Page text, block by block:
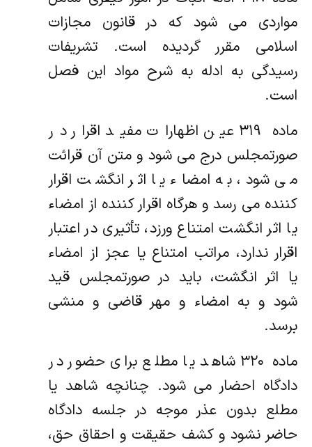
مواردی می شود که در قانون مجازات
اسلامی مقرر گردیده است. تشریفات
رسیدگی به ادله به شرح مواد این فصل
است.
ماده ۳۱۹ عین اظهارات مفید اقرار در
صورتمجلس درج می شود و متن آن قرائت
می شود، به امضاء یا اثر انگشت اقرار
کننده می‏ رسد و هرگاه اقرار کننده از امضاء
یا اثر انگشت امتناع ورزد، تأثیری در اعتبار
اقرار ندارد، مراتب امتناع یا عجز از امضاء
یا اثر انگشت، باید در صورتمجلس قید
شود و به امضاء و مهر قاضی و منشی
برسد.
ماده ۳۲۰ شاهد یا مطلع برای حضور در
دادگاه احضار می شود. چنانچه شاهد یا
مطلع بدون عذر موجه در جلسه دادگاه
حاضر نشود و کشف حقیقت و احقاق حق،